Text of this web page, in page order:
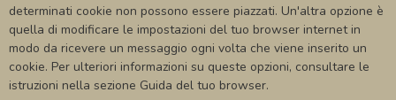
determinati cookie non possono essere piazzati. Un'altra opzione è
quella di modificare le impostazioni del tuo browser internet in
modo da ricevere un messaggio ogni volta che viene inserito un
cookie. Per ulteriori informazioni su queste opzioni, consultare le
istruzioni nella sezione Guida del tuo browser.